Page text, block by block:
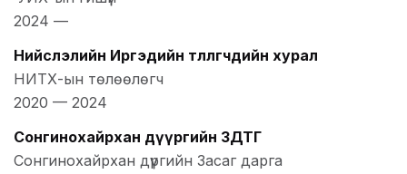
2024 —
Нийслэлийн Иргэдийн төлөөлөгчдийн хурал
НИТХ-ын төлөөлөгч
2020 — 2024
Сонгинохайрхан дүүргийн ЗДТГ
Сонгинохайрхан дүүргийн Засаг дарга